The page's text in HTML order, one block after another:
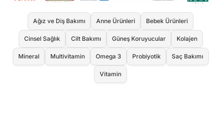
Ağız ve Diş Bakımı Anne Ürünleri Bebek Ürünleri
Cinsel Sağlık Cilt Bakımı Güneş Koruyucular Kolajen
Mineral Multivitamin Omega 3 Probiyotik Saç Bakımı
Vitamin